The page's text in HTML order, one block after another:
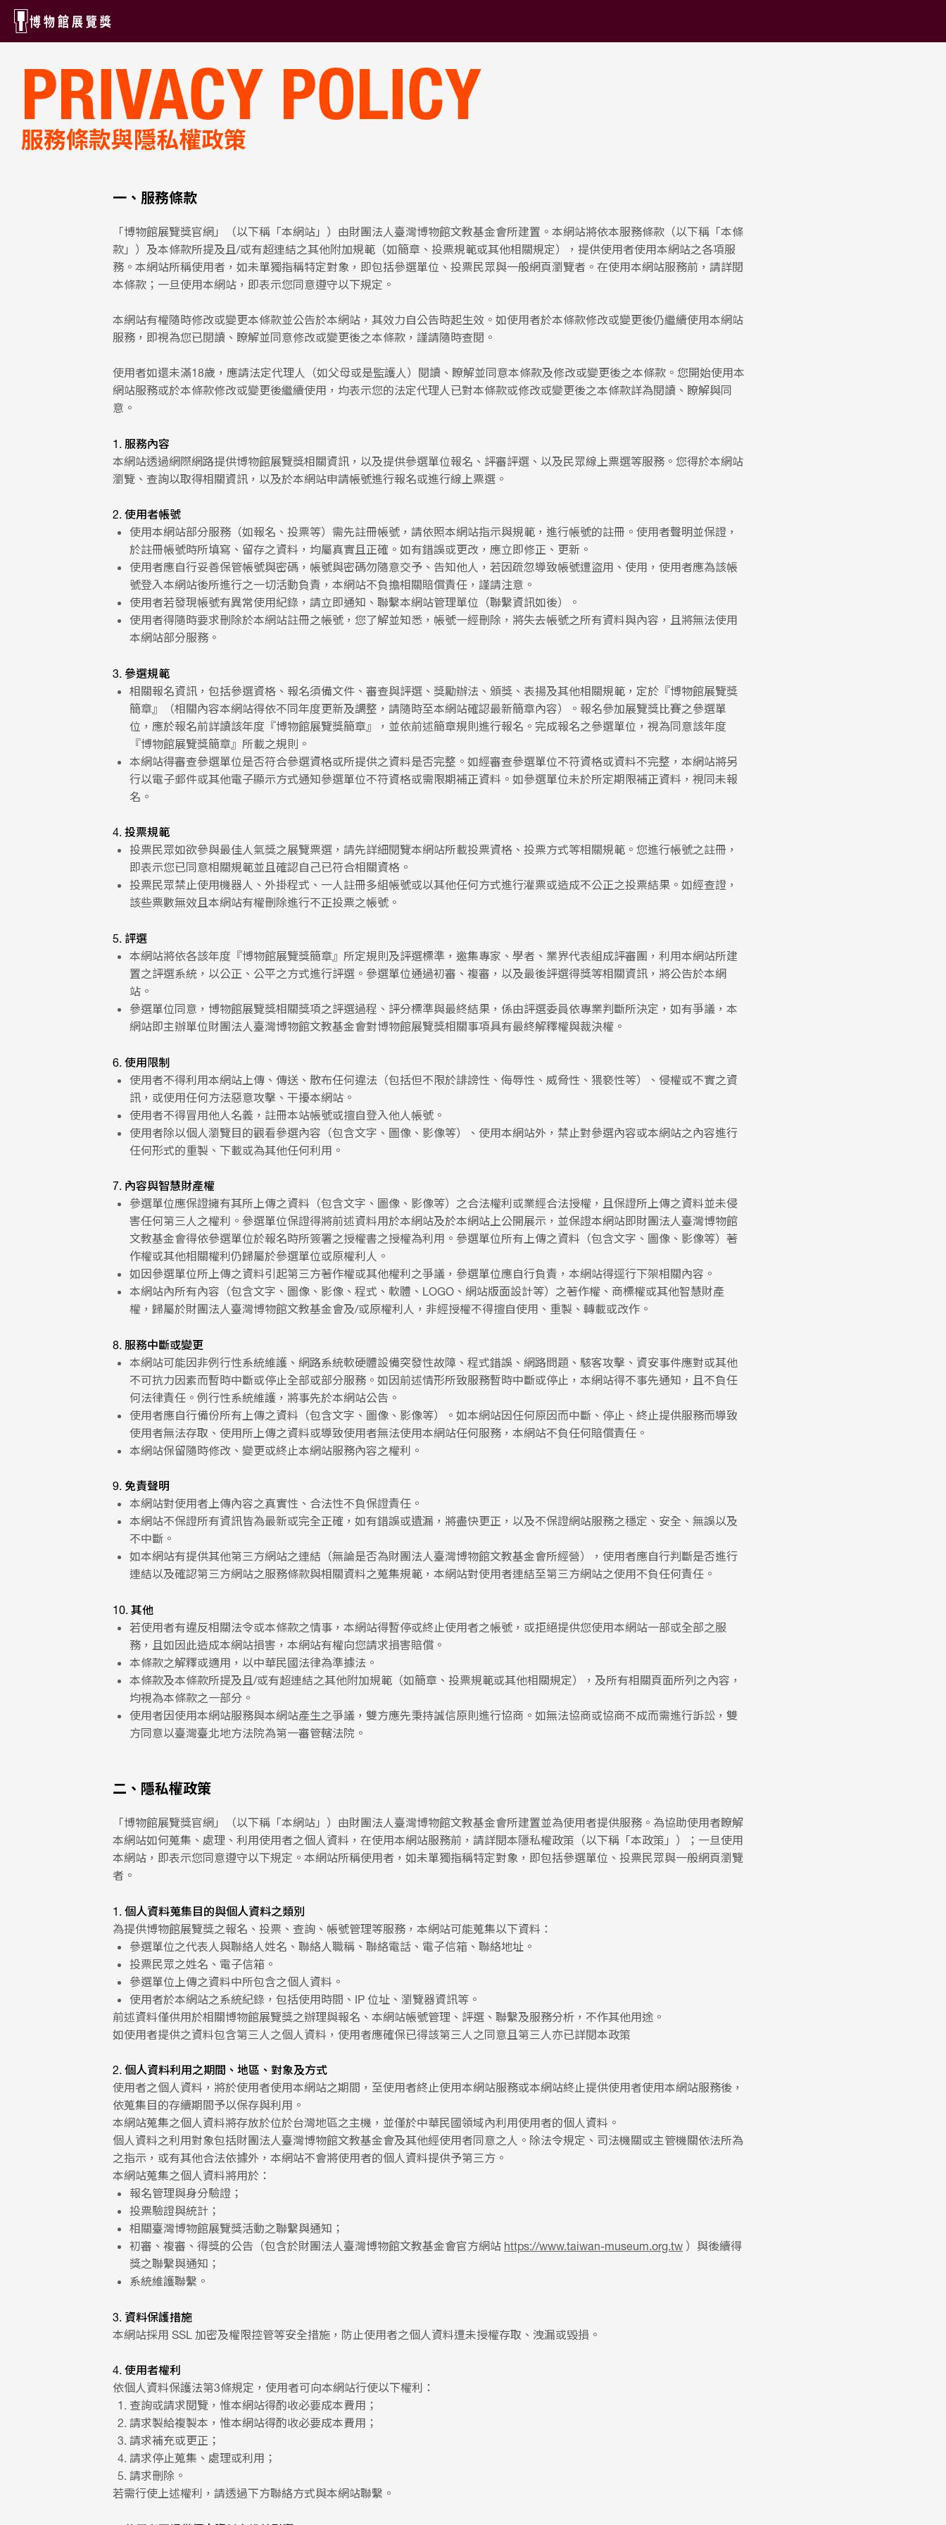
連
內
PRIVACY POLICY
服務條款與隱私權政策
一、服務條款
「博物館展覽獎官網」（以下稱「本網站」）由財團法人臺灣博物館文教基金會所建置。本網站將依本服務條款（以下稱「本條
款」）及本條款所提及且/或有超連結之其他附加規範（如簡章、投票規範或其他相關規定），提供使用者使用本網站之各項服
務。本網站所稱使用者，如未單獨指稱特定對象，即包括參選單位、投票民眾與一般網頁瀏覽者。在使用本網站服務前，請詳閱
本條款；一旦使用本網站，即表示您同意遵守以下規定。
本網站有權隨時修改或變更本條款並公告於本網站，其效力自公告時起生效。如使用者於本條款修改或變更後仍繼續使用本網站
服務，即視為您已閱讀、瞭解並同意修改或變更後之本條款，謹請隨時查閱。
使用者如還未滿18歲，應請法定代理人（如父母或是監護人）閱讀、瞭解並同意本條款及修改或變更後之本條款。您開始使用本
網站服務或於本條款修改或變更後繼續使用，均表示您的法定代理人已對本條款或修改或變更後之本條款詳為閱讀、瞭解與同
意。
1. 服務內容
本網站透過網際網路提供博物館展覽獎相關資訊，以及提供參選單位報名、評審評選、以及民眾線上票選等服務。您得於本網站
瀏覽、查詢以取得相關資訊，以及於本網站申請帳號進行報名或進行線上票選。
2. 使用者帳號
使用本網站部分服務（如報名、投票等）需先註冊帳號，請依照本網站指示與規範，進行帳號的註冊。使用者聲明並保證，
於註冊帳號時所填寫、留存之資料，均屬真實且正確。如有錯誤或更改，應立即修正、更新。
使用者應自行妥善保管帳號與密碼，帳號與密碼勿隨意交予、告知他人，若因疏忽導致帳號遭盜用、使用，使用者應為該帳
號登入本網站後所進行之一切活動負責，本網站不負擔相關賠償責任，謹請注意。
使用者若發現帳號有異常使用紀錄，請立即通知、聯繫本網站管理單位（聯繫資訊如後）。
使用者得隨時要求刪除於本網站註冊之帳號，您了解並知悉，帳號一經刪除，將失去帳號之所有資料與內容，且將無法使用
本網站部分服務。
3. 參選規範
相關報名資訊，包括參選資格、報名須備文件、審查與評選、獎勵辦法、頒獎、表揚及其他相關規範，定於『博物館展覽獎
簡章』（相關內容本網站得依不同年度更新及調整，請隨時至本網站確認最新簡章內容）。報名參加展覽獎比賽之參選單
位，應於報名前詳讀該年度『博物館展覽獎簡章』，並依前述簡章規則進行報名。完成報名之參選單位，視為同意該年度
『博物館展覽獎簡章』所載之規則。
本網站得審查參選單位是否符合參選資格或所提供之資料是否完整。如經審查參選單位不符資格或資料不完整，本網站將另
行以電子郵件或其他電子顯示方式通知參選單位不符資格或需限期補正資料。如參選單位未於所定期限補正資料，視同未報
名。
4. 投票規範
投票民眾如欲參與最佳人氣獎之展覽票選，請先詳細閱覽本網站所載投票資格、投票方式等相關規範。您進行帳號之註冊，
即表示您已同意相關規範並且確認自己已符合相關資格。
投票民眾禁止使用機器人、外掛程式、一人註冊多組帳號或以其他任何方式進行灌票或造成不公正之投票結果。如經查證，
該些票數無效且本網站有權刪除進行不正投票之帳號。
5. 評選
本網站將依各該年度『博物館展覽獎簡章』所定規則及評選標準，邀集專家、學者、業界代表組成評審團，利用本網站所建
置之評選系統，以公正、公平之方式進行評選。參選單位通過初審、複審，以及最後評選得獎等相關資訊，將公告於本網
站。
參選單位同意，博物館展覽獎相關獎項之評選過程、評分標準與最終結果，係由評選委員依專業判斷所決定，如有爭議，本
網站即主辦單位財團法人臺灣博物館文教基金會對博物館展覽獎相關事項具有最終解釋權與裁決權。
6. 使用限制
使用者不得利用本網站上傳、傳送、散布任何違法（包括但不限於誹謗性、侮辱性、威脅性、猥褻性等）、侵權或不實之資
訊，或使用任何方法惡意攻擊、干擾本網站。
使用者不得冒用他人名義，註冊本站帳號或擅自登入他人帳號。
使用者除以個人瀏覽目的觀看參選內容（包含文字、圖像、影像等）、使用本網站外，禁止對參選內容或本網站之內容進行
任何形式的重製、下載或為其他任何利用。
7. 內容與智慧財產權
參選單位應保證擁有其所上傳之資料（包含文字、圖像、影像等）之合法權利或業經合法授權，且保證所上傳之資料並未侵
害任何第三人之權利。參選單位保證得將前述資料用於本網站及於本網站上公開展示，並保證本網站即財團法人臺灣博物館
文教基金會得依參選單位於報名時所簽署之授權書之授權為利用。參選單位所有上傳之資料（包含文字、圖像、影像等）著
作權或其他相關權利仍歸屬於參選單位或原權利人。
如因參選單位所上傳之資料引起第三方著作權或其他權利之爭議，參選單位應自行負責，本網站得逕行下架相關內容。
本網站內所有內容（包含文字、圖像、影像、程式、軟體、LOGO、網站版面設計等）之著作權、商標權或其他智慧財產
權，歸屬於財團法人臺灣博物館文教基金會及/或原權利人，非經授權不得擅自使用、重製、轉載或改作。
8. 服務中斷或變更
本網站可能因非例行性系統維護、網路系統軟硬體設備突發性故障、程式錯誤、網路問題、駭客攻擊、資安事件應對或其他
不可抗力因素而暫時中斷或停止全部或部分服務。如因前述情形所致服務暫時中斷或停止，本網站得不事先通知，且不負任
何法律責任。例行性系統維護，將事先於本網站公告。
使用者應自行備份所有上傳之資料（包含文字、圖像、影像等）。如本網站因任何原因而中斷、停止、終止提供服務而導致
使用者無法存取、使用所上傳之資料或導致使用者無法使用本網站任何服務，本網站不負任何賠償責任。
本網站保留隨時修改、變更或終止本網站服務內容之權利。
9. 免責聲明
本網站對使用者上傳內容之真實性、合法性不負保證責任。
本網站不保證所有資訊皆為最新或完全正確，如有錯誤或遺漏，將盡快更正，以及不保證網站服務之穩定、安全、無誤以及
不中斷。
如本網站有提供其他第三方網站之連結（無論是否為財團法人臺灣博物館文教基金會所經營），使用者應自行判斷是否進行
連結以及確認第三方網站之服務條款與相關資料之蒐集規範，本網站對使用者連結至第三方網站之使用不負任何責任。
10. 其他
若使用者有違反相關法令或本條款之情事，本網站得暫停或終止使用者之帳號，或拒絕提供您使用本網站一部或全部之服
務，且如因此造成本網站損害，本網站有權向您請求損害賠償。
本條款之解釋或適用，以中華民國法律為準據法。
本條款及本條款所提及且/或有超連結之其他附加規範（如簡章、投票規範或其他相關規定），及所有相關頁面所列之內容，
均視為本條款之一部分。
使用者因使用本網站服務與本網站產生之爭議，雙方應先秉持誠信原則進行協商。如無法協商或協商不成而需進行訴訟，雙
方同意以臺灣臺北地方法院為第一審管轄法院。
二、隱私權政策
「博物館展覽獎官網」（以下稱「本網站」）由財團法人臺灣博物館文教基金會所建置並為使用者提供服務。為協助使用者瞭解
本網站如何蒐集、處理、利用使用者之個人資料，在使用本網站服務前，請詳閱本隱私權政策（以下稱「本政策」）；一旦使用
本網站，即表示您同意遵守以下規定。本網站所稱使用者，如未單獨指稱特定對象，即包括參選單位、投票民眾與一般網頁瀏覽
者。
1. 個人資料蒐集目的與個人資料之類別
為提供博物館展覽獎之報名、投票、查詢、帳號管理等服務，本網站可能蒐集以下資料：
參選單位之代表人與聯絡人姓名、聯絡人職稱、聯絡電話、電子信箱、聯絡地址。
投票民眾之姓名、電子信箱。
參選單位上傳之資料中所包含之個人資料。
使用者於本網站之系統紀錄，包括使用時間、IP 位址、瀏覽器資訊等。
前述資料僅供用於相關博物館展覽獎之辦理與報名、本網站帳號管理、評選、聯繫及服務分析，不作其他用途。
如使用者提供之資料包含第三人之個人資料，使用者應確保已得該第三人之同意且第三人亦已詳閱本政策
2. 個人資料利用之期間、地區、對象及方式
使用者之個人資料，將於使用者使用本網站之期間，至使用者終止使用本網站服務或本網站終止提供使用者使用本網站服務後，
依蒐集目的存續期間予以保存與利用。
本網站蒐集之個人資料將存放於位於台灣地區之主機，並僅於中華民國領域內利用使用者的個人資料。
個人資料之利用對象包括財團法人臺灣博物館文教基金會及其他經使用者同意之人。除法令規定、司法機關或主管機關依法所為
之指示，或有其他合法依據外，本網站不會將使用者的個人資料提供予第三方。
本網站蒐集之個人資料將用於：
報名管理與身分驗證；
投票驗證與統計；
相關臺灣博物館展覽獎活動之聯繫與通知；
初審、複審、得獎的公告（包含於財團法人臺灣博物館文教基金會官方網站 https://www.taiwan-museum.org.tw ）與後續得
獎之聯繫與通知；
系統維護聯繫。
3. 資料保護措施
本網站採用 SSL 加密及權限控管等安全措施，防止使用者之個人資料遭未授權存取、洩漏或毀損。
4. 使用者權利
依個人資料保護法第3條規定，使用者可向本網站行使以下權利：
查詢或請求閱覽，惟本網站得酌收必要成本費用；
請求製給複製本，惟本網站得酌收必要成本費用；
請求補充或更正；
請求停止蒐集、處理或利用；
請求刪除。
若需行使上述權利，請透過下方聯絡方式與本網站聯繫。